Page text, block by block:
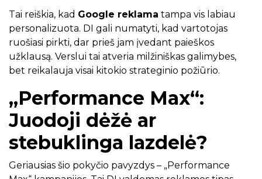
Tai reiškia, kad Google reklama tampa vis labiau
personalizuota. DI gali numatyti, kad vartotojas
ruošiasi pirkti, dar prieš jam įvedant paieškos
užklausą. Verslui tai atveria milžiniškas galimybes,
bet reikalauja visai kitokio strateginio požiūrio.
„Performance Max“:
Juodoji dėžė ar
stebuklinga lazdelė?
Geriausias šio pokyčio pavyzdys – „Performance